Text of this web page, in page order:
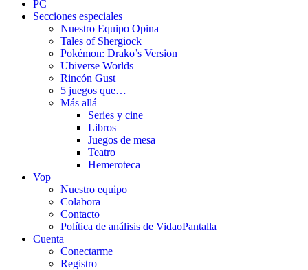
PC
Secciones especiales
Nuestro Equipo Opina
Tales of Shergiock
Pokémon: Drako’s Version
Ubiverse Worlds
Rincón Gust
5 juegos que…
Más allá
Series y cine
Libros
Juegos de mesa
Teatro
Hemeroteca
Vop
Nuestro equipo
Colabora
Contacto
Política de análisis de VidaoPantalla
Cuenta
Conectarme
Registro